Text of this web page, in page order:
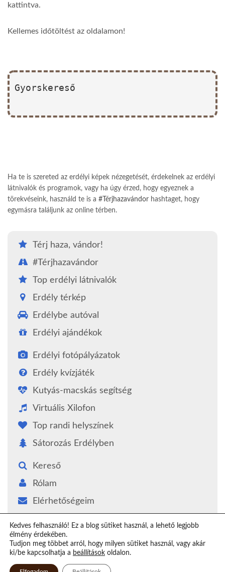
kattintva.
Kellemes időtöltést az oldalamon!
Gyorskereső
Ha te is szereted az erdélyi képek nézegetését, érdekelnek az erdélyi
látnivalók és programok, vagy ha úgy érzed, hogy egyeznek a
törekvéseink, használd te is a #Térjhazavándor hashtaget, hogy
egymásra találjunk az online térben.
Térj haza, vándor!
#Térjhazavándor
Top erdélyi látnivalók
Erdély térkép
Erdélybe autóval
Erdélyi ajándékok
Erdélyi fotópályázatok
Erdély kvízjáték
Kutyás-macskás segítség
Virtuális Xilofon
Top randi helyszínek
Sátorozás Erdélyben
Kereső
Rólam
Elérhetőségeim
Epilógus
Kedves felhasználó! Ez a blog sütiket használ, a lehető legjobb
élmény érdekében.
Tudjon meg többet arról, hogy milyen sütiket használ, vagy akár
ki/be kapcsolhatja a beállítások oldalon.